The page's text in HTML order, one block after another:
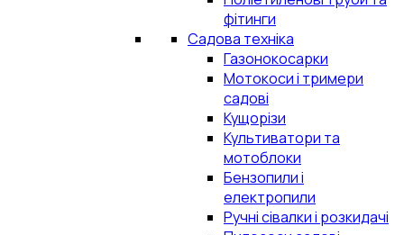
фітинги
Садова техніка
Газонокосарки
Мотокоси і тримери
садові
Кущорізи
Культиватори та
мотоблоки
Бензопили і
електропили
Ручні сівалки і розкидачі